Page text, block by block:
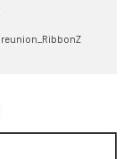
reunion_RibbonZ